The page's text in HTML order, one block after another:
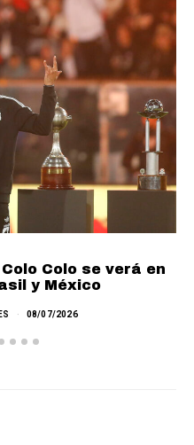
Colo Colo se verá en
y México
08/07/2026